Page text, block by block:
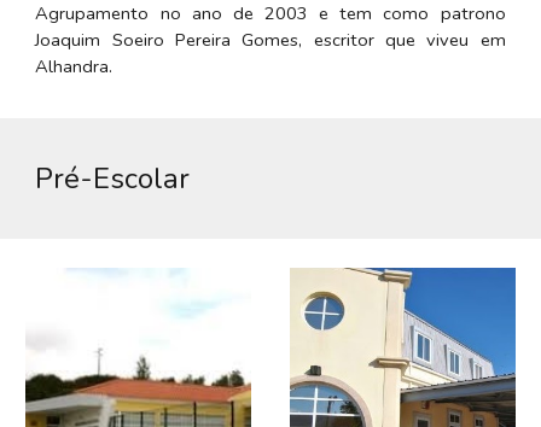
Agrupamento no ano de 2003 e tem como patrono
Joaquim Soeiro Pereira Gomes, escritor que viveu em
Alhandra.
Pré-Escolar